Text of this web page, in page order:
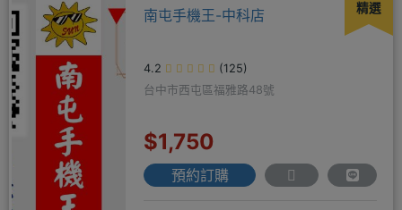
精選
南屯手機王-中科店
4.2
(125)
台中市西屯區福雅路48號
$1,750
預約訂購